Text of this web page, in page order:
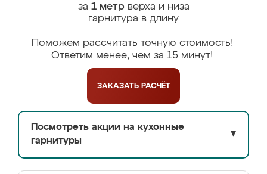
за 1 метрверха и низа
гарнитура в длину
Поможем рассчитать точную стоимость!
Ответим менее, чем за 15 минут!
ЗАКАЗАТЬ РАСЧЁТ
Посмотреть акции на кухонные
гарнитуры
▼